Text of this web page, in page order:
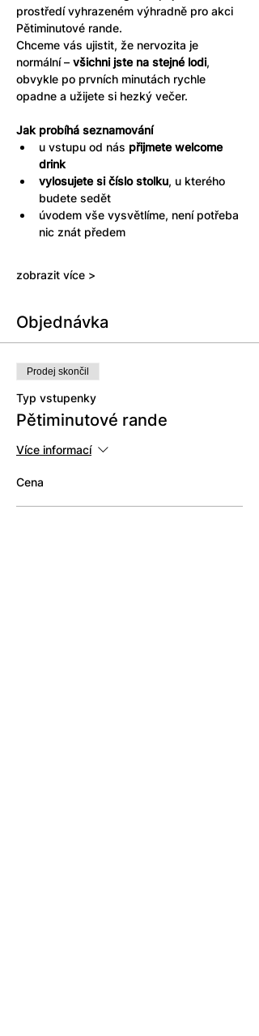
prostředí vyhrazeném výhradně pro akci
Pětiminutové rande.
Chceme vás ujistit, že nervozita je
normální – všichni jste na stejné lodi,
obvykle po prvních minutách rychle
opadne a užijete si hezký večer.
Jak probíhá seznamování
u vstupu od nás přijmete welcome
drink
vylosujete si číslo stolku, u kterého
budete sedět
úvodem vše vysvětlíme, není potřeba
nic znát předem
zobrazit více >
Objednávka
Prodej skončil
Typ vstupenky
Pětiminutové rande
Více informací
Cena